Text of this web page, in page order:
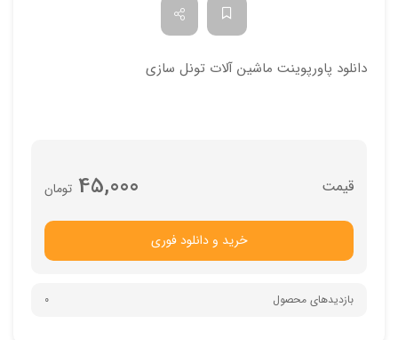
دانلود پاورپوینت ماشين آلات تونل سازي
تومان 45,000
خرید و دانلود فوری
بازدیدهای محصول 0